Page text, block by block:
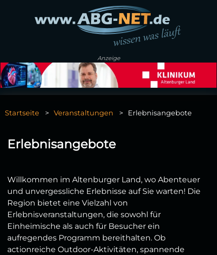
Anzeige
Startseite Veranstaltungen Erlebnisangebote
Erlebnisangebote
Willkommen im Altenburger Land, wo Abenteuer
und unvergessliche Erlebnisse auf Sie warten! Die
Region bietet eine Vielzahl von
Erlebnisveranstaltungen, die sowohl für
Einheimische als auch für Besucher ein
aufregendes Programm bereithalten. Ob
actionreiche Outdoor-Aktivitäten, spannende